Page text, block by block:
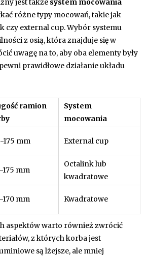
jest także system mocowania
różne typy mocowań, takie jak
czy external cup. Wybór systemu
z osią, która znajduje się w
uwagę na to, aby oba elementy były
prawidłowe działanie układu
ramion
System
mocowania
175 mm External cup
175 mm
Octalink lub
kwadratowe
170 mm Kwadratowe
aspektów warto również zwrócić
z których korba jest
są lżejsze, ale mniej